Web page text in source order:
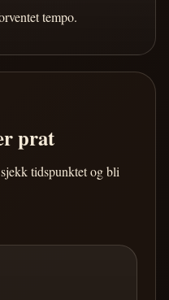
tempo.
prat
tidspunktet og bli